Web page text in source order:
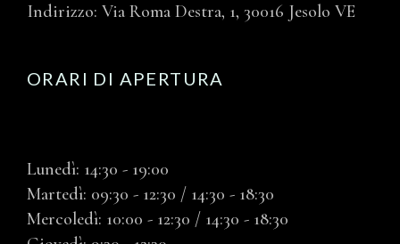
Indirizzo: Via Roma Destra, 1, 30016 Jesolo VE
ORARI DI APERTURA
Lunedì: 14:30 - 19:00
Martedì: 09:30 - 12:30 / 14:30 - 18:30
Mercoledì: 10:00 - 12:30 / 14:30 - 18:30